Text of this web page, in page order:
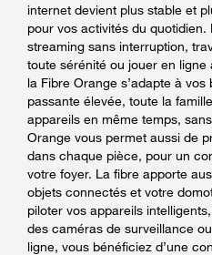
internet devient plus stable et
pour vos activités du quotidien.
streaming sans interruption,
toute sérénité ou jouer en
la Fibre Orange s’adapte à
passante élevée, toute la
appareils en même temps,
Orange vous permet aussi de
dans chaque pièce, pour un
votre foyer. La fibre apporte
objets connectés et votre
piloter vos appareils
des caméras de surveillance
ligne, vous bénéficiez d’une